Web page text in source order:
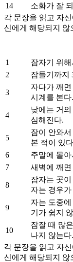
14
소화가 잘
각 문장을 읽고 자
신에게 해당되지 않
1
잠자기 위
2
잠들기까지
3
자다가 깨
시계를 본다.
4
낮에는 거
심해진다.
5
잠이 안와
본 적이 있
6
주말에 몰
7
새벽에 깨
8
잠자는 곳
자는 경우가
9
자는 도중
기가 쉽지
10
잠잘 때 많
나지 않는다.
각 문장을 읽고 자
신에게 해당되지 않